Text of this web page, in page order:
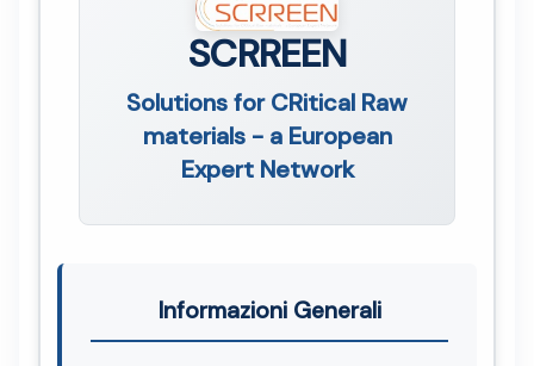
SCRREEN
Solutions for CRitical Raw
materials - a European
Expert Network
Informazioni Generali